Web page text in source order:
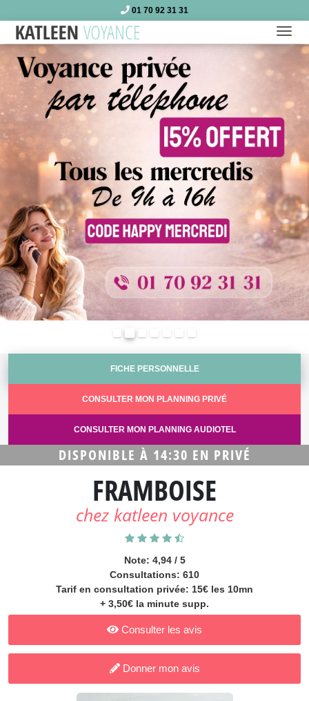
01 70 92 31 31
FICHE PERSONNELLE
CONSULTER MON PLANNING PRIVÉ
CONSULTER MON PLANNING AUDIOTEL
DISPONIBLE À 14:30 EN PRIVÉ
FRAMBOISE
chez katleen voyance
Note: 4,94 / 5
Consultations: 610
Tarif en consultation privée: 15€ les 10mn
+ 3,50€ la minute supp.
Consulter les avis
Donner mon avis